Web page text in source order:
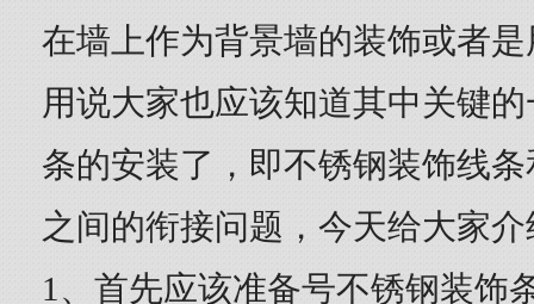
在墙上作为背景墙的装饰或者
用说大家也应该知道其中关键
条的安装了，即不锈钢装饰线
之间的衔接问题，今天给大家
1、首先应该准备号不锈钢装饰